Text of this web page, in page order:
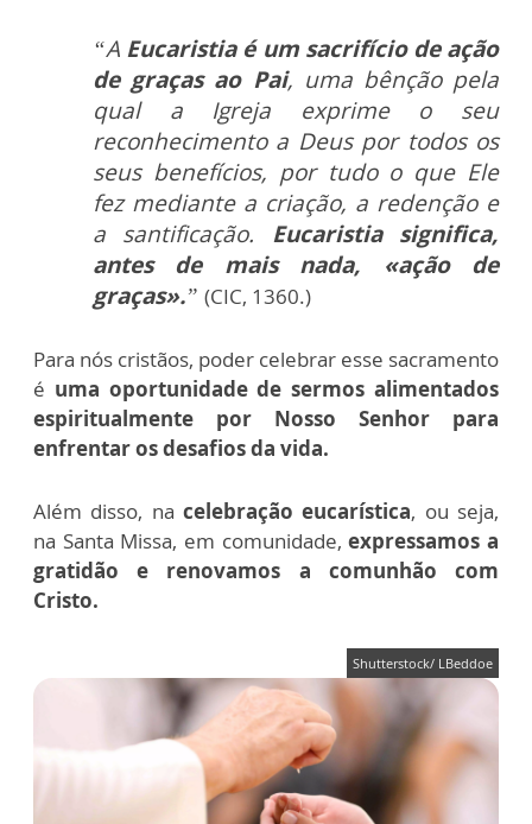
“A Eucaristia é um sacrifício de ação
de graças ao Pai, uma bênção pela
qual a Igreja exprime o seu
reconhecimento a Deus por todos os
seus benefícios, por tudo o que Ele
fez mediante a criação, a redenção e
a santificação. Eucaristia significa,
antes de mais nada, «ação de
graças».” (CIC, 1360.)
Para nós cristãos, poder celebrar esse sacramento
é uma oportunidade de sermos alimentados
espiritualmente por Nosso Senhor para
enfrentar os desafios da vida.
Além disso, na celebração eucarística, ou seja,
na Santa Missa, em comunidade,expressamos a
gratidão e renovamos a comunhão com
Cristo.
Shutterstock/ LBeddoe